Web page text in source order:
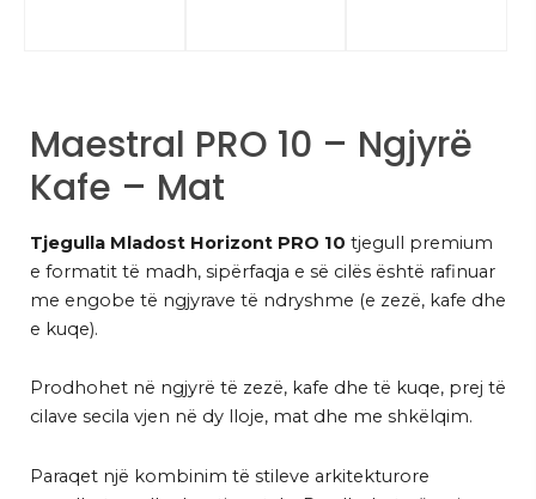
Maestral PRO 10 – Ngjyrë
Kafe – Mat
Tjegulla Mladost Horizont PRO 10 tjegull premium
e formatit të madh, sipërfaqja e së cilës është rafinuar
me engobe të ngjyrave të ndryshme (e zezë, kafe dhe
e kuqe).
Prodhohet në ngjyrë të zezë, kafe dhe të kuqe, prej të
cilave secila vjen në dy lloje, mat dhe me shkëlqim.
Paraqet një kombinim të stileve arkitekturore